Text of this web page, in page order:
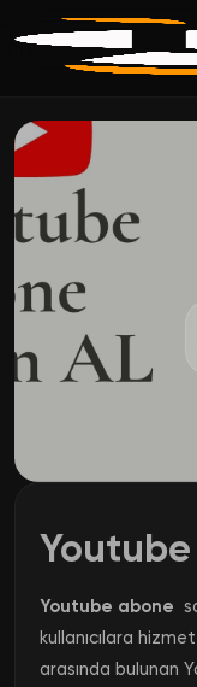
Youtube
Youtube abone
kullanıcılara
arasında bulunan